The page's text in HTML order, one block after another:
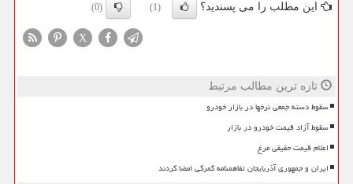
این مطلب را می پسندید؟ (1)
(0)
X
تازه ترین مطالب مرتبط
سقوط دسته جمعی نرخها در بازار خودرو
سقوط آزاد قیمت خودرو در بازار
اعلام قیمت حقیقی مرغ
ایران و جمهوری آذربایجان تفاهمنامه گمرکی امضا کردند